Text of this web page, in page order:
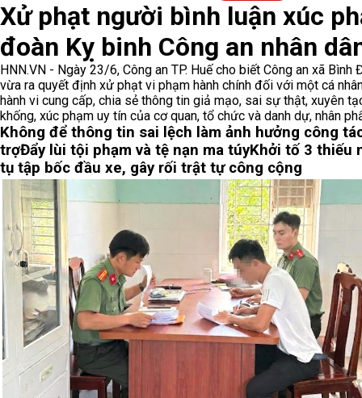
Xử phạt người bình luận xúc
đoàn Kỵ binh Công an nhân
HNN.VN - Ngày 23/6, Công an TP. Huế cho biết Công an xã Bình
vừa ra quyết định xử phạt vi phạm hành chính đối với một cá
hành vi cung cấp, chia sẻ thông tin giả mạo, sai sự thật, xuyên
khống, xúc phạm uy tín của cơ quan, tổ chức và danh dự, nhân
Không để thông tin sai lệch làm ảnh hưởng công
trợĐẩy lùi tội phạm và tệ nạn ma túyKhởi tố 3 thiếu
tụ tập bốc đầu xe, gây rối trật tự công cộng